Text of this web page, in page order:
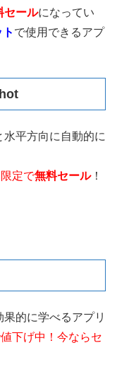
セールになってい
で使用できるアプ
平方向に自動的に
定で無料セール！
的に学べるアプリ
下げ中！今ならセ